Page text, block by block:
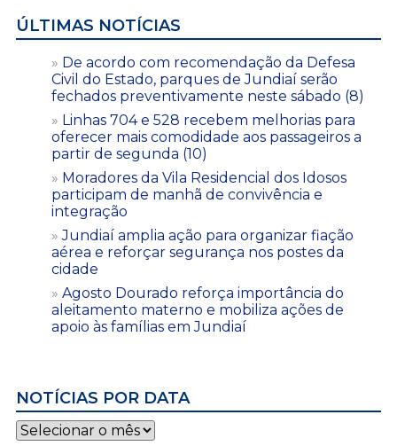
ÚLTIMAS NOTÍCIAS
De acordo com recomendação da Defesa
Civil do Estado, parques de Jundiaí serão
fechados preventivamente neste sábado (8)
Linhas 704 e 528 recebem melhorias para
oferecer mais comodidade aos passageiros a
partir de segunda (10)
Moradores da Vila Residencial dos Idosos
participam de manhã de convivência e
integração
Jundiaí amplia ação para organizar fiação
aérea e reforçar segurança nos postes da
cidade
Agosto Dourado reforça importância do
aleitamento materno e mobiliza ações de
apoio às famílias em Jundiaí
NOTÍCIAS POR DATA
Notícias